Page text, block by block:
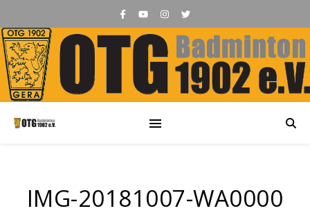
IMG-20181007-WA0000